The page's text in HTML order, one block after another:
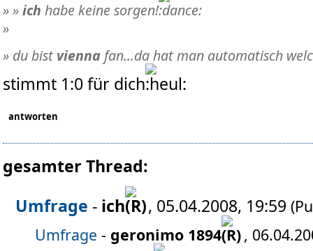
» »ich habe keine sorgen!
»
» du bist vienna fan...da hat man automatisch
stimmt 1:0 für dich
antworten
gesamter Thread:
Umfrage - ich , 05.04.2008, 19:59
Umfrage - geronimo 1894
,